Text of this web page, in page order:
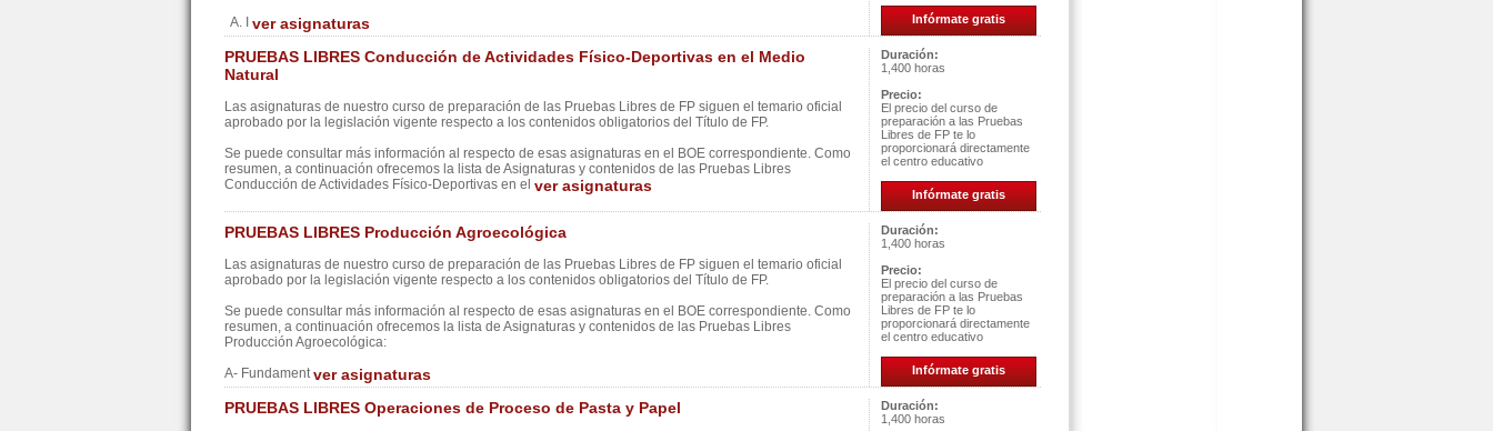
A. I ver asignaturas Infórmate gratis
PRUEBAS LIBRES Conducción de Actividades Físico-Deportivas en el Medio
Natural
Las asignaturas de nuestro curso de preparación de las Pruebas Libres de FP siguen el temario oficial
aprobado por la legislación vigente respecto a los contenidos obligatorios del Título de FP.
Se puede consultar más información al respecto de esas asignaturas en el BOE correspondiente. Como
resumen, a continuación ofrecemos la lista de Asignaturas y contenidos de las Pruebas Libres
Conducción de Actividades Físico-Deportivas en el ver asignaturas
Duración:
1,400 horas
Precio:
El precio del curso de
preparación a las Pruebas
Libres de FP te lo
proporcionará directamente
el centro educativo
Infórmate gratis
PRUEBAS LIBRES Producción Agroecológica
Las asignaturas de nuestro curso de preparación de las Pruebas Libres de FP siguen el temario oficial
aprobado por la legislación vigente respecto a los contenidos obligatorios del Título de FP.
Se puede consultar más información al respecto de esas asignaturas en el BOE correspondiente. Como
resumen, a continuación ofrecemos la lista de Asignaturas y contenidos de las Pruebas Libres
Producción Agroecológica:
A- Fundamentver asignaturas
Duración:
1,400 horas
Precio:
El precio del curso de
preparación a las Pruebas
Libres de FP te lo
proporcionará directamente
el centro educativo
Infórmate gratis
PRUEBAS LIBRES Operaciones de Proceso de Pasta y Papel
Duración:
1,400 horas